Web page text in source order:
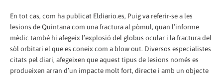
En tot cas, com ha publicat Eldiario.es, Puig va referir-se a les
lesions de Quintana com una fractura al pòmul, quan l’informe
mèdic també hi afegeix l’explosió del globus ocular i la fractura del
sòl orbitari el que es coneix com a blow out. Diversos especialistes
citats pel diari, afegeixen que aquest tipus de lesions només es
produeixen arran d’un impacte molt fort, directe i amb un objecte